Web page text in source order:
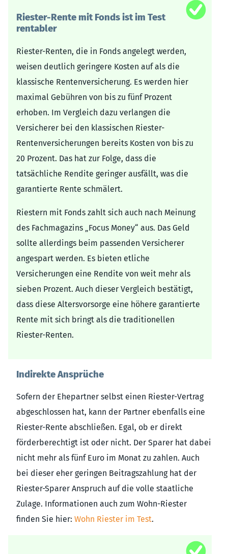
Riester-Rente mit Fonds ist im Test
rentabler
Riester-Renten, die in Fonds angelegt werden,
weisen deutlich geringere Kosten auf als die
klassische Rentenversicherung. Es werden hier
maximal Gebühren von bis zu fünf Prozent
erhoben. Im Vergleich dazu verlangen die
Versicherer bei den klassischen Riester-
Rentenversicherungen bereits Kosten von bis zu
20 Prozent. Das hat zur Folge, dass die
tatsächliche Rendite geringer ausfällt, was die
garantierte Rente schmälert.
Riestern mit Fonds zahlt sich auch nach Meinung
des Fachmagazins „Focus Money“ aus. Das Geld
sollte allerdings beim passenden Versicherer
angespart werden. Es bieten etliche
Versicherungen eine Rendite von weit mehr als
sieben Prozent. Auch dieser Vergleich bestätigt,
dass diese Altersvorsorge eine höhere garantierte
Rente mit sich bringt als die traditionellen
Riester-Renten.
Indirekte Ansprüche
Sofern der Ehepartner selbst einen Riester-Vertrag
abgeschlossen hat, kann der Partner ebenfalls eine
Riester-Rente abschließen. Egal, ob er direkt
förderberechtigt ist oder nicht. Der Sparer hat dabei
nicht mehr als fünf Euro im Monat zu zahlen. Auch
bei dieser eher geringen Beitragszahlung hat der
Riester-Sparer Anspruch auf die volle staatliche
Zulage. Informationen auch zum Wohn-Riester
finden Sie hier: Wohn Riester im Test.